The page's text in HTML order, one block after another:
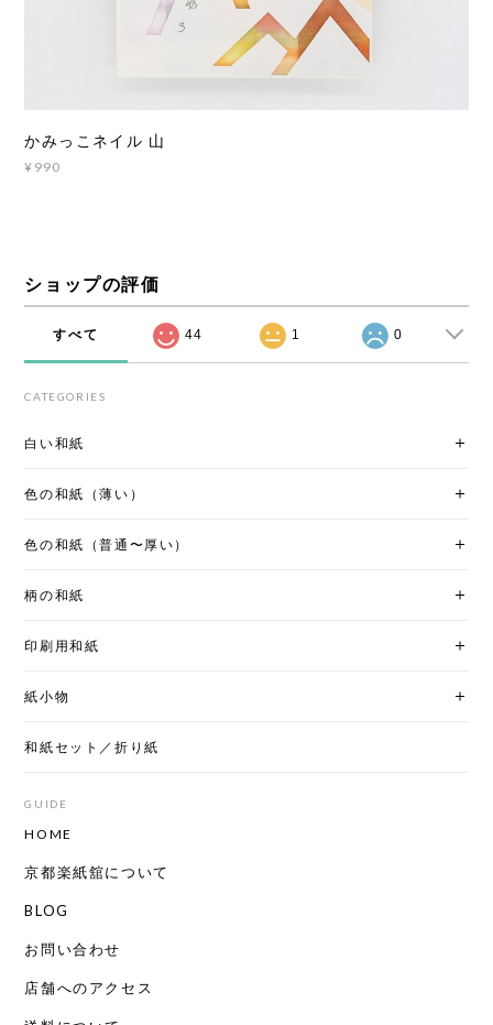
かみっこネイル 山
¥990
ショップの評価
すべて 44 1 0
CATEGORIES
白い和紙
色の和紙（薄い）
色の和紙（普通〜厚い）
柄の和紙
印刷用和紙
紙小物
和紙セット／折り紙
GUIDE
HOME
京都楽紙舘について
BLOG
お問い合わせ
店舗へのアクセス